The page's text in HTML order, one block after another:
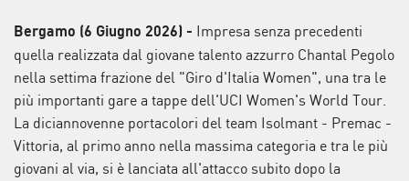
Bergamo (6 Giugno 2026) - Impresa senza precedenti
quella realizzata dal giovane talento azzurro Chantal Pegolo
nella settima frazione del "Giro d'Italia Women", una tra le
più importanti gare a tappe dell'UCI Women's World Tour.
La diciannovenne portacolori del team Isolmant - Premac -
Vittoria, al primo anno nella massima categoria e tra le più
giovani al via, si è lanciata all'attacco subito dopo la